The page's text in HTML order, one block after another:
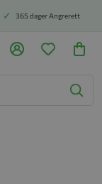
365 dager Angrerett